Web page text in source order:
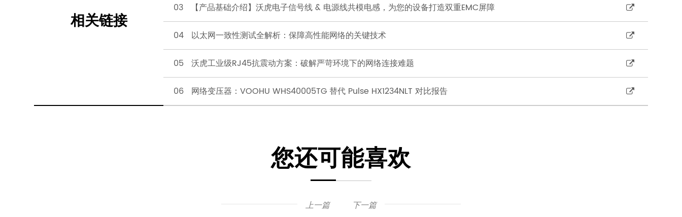
相关链接
03 【产品基础介绍】沃虎电子信号线 & 电源线共模电感，为您的设备打造双重EMC屏障
04 以太网一致性测试全解析：保障高性能网络的关键技术
05 沃虎工业级RJ45抗震动方案：破解严苛环境下的网络连接难题
06 网络变压器：VOOHU WHS40005TG 替代 Pulse HX1234NLT 对比报告
您还可能喜欢
上一篇 下一篇